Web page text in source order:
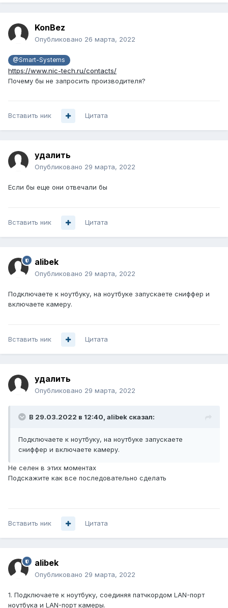
KonBez
Опубликовано 26 марта, 2022
@Smart-Systems
https://www.nic-tech.ru/contacts/
Почему бы не запросить производителя?
Вставить ник Цитата
удалить
Опубликовано 29 марта, 2022
Если бы еще они отвечали бы
Вставить ник Цитата
alibek
Опубликовано 29 марта, 2022
Подключаете к ноутбуку, на ноутбуке запускаете сниффер и
включаете камеру.
Вставить ник Цитата
удалить
Опубликовано 29 марта, 2022
В 29.03.2022 в 12:40, alibek сказал:
Подключаете к ноутбуку, на ноутбуке запускаете
сниффер и включаете камеру.
Не селен в этих моментах
Подскажите как все последовательно сделать
Вставить ник Цитата
alibek
Опубликовано 29 марта, 2022
1. Подключаете к ноутбуку, соединяя патчкордом LAN-порт
ноутбука и LAN-порт камеры.